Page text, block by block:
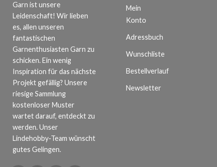
Garn ist unsere
Leidenschaft! Wir lieben
es, allen unseren
fantastischen
Garnenthusiasten Garn zu
schicken. Ein wenig
Inspiration für das nächste
Projekt gefällig? Unsere
riesige Sammlung
kostenloser Muster
wartet darauf, entdeckt zu
werden. Unser
Lindehobby-Team wünscht
gutes Gelingen.
Mein
Konto
Adressbuch
Wunschliste
Bestellverlauf
Newsletter